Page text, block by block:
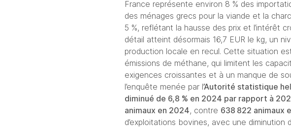
France représente environ 8 % des
des ménages grecs pour la viande et la
5 %, reflétant la hausse des prix et l’intérêt
détail atteint désormais 16,7 EUR le kg, un
production locale en recul. Cette situation
émissions de méthane, qui limitent les
exigences croissantes et à un manque de
l’enquête menée par l’Autorité statistique
diminué de 6,8 % en 2024 par rapport à
animaux en 2024, contre 638 822 animaux
d’exploitations bovines, avec une diminution